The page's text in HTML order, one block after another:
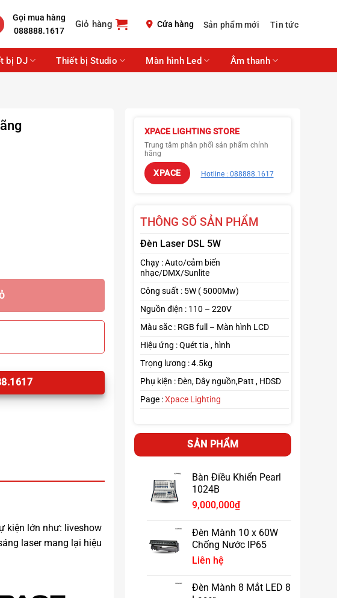
Gọi mua hàng
088888.1617
Giỏ hàng Cửa hàng Sản phẩm mới Tin tức
bị DJ Thiết bị Studio Màn hình Led Âm thanh
kiện lớn như: liveshow
laser mang lại hiệu
XPACE LIGHTING STORE
Trung tâm phân phối sản phẩm chính
hãng
XPACE Hotline : 088888.1617
THÔNG SỐ SẢN PHẨM
Đèn Laser DSL 5W
Chạy : Auto/cảm biến
nhạc/DMX/Sunlite
Công suất : 5W ( 5000Mw)
Nguồn điện : 110 – 220V
Màu sắc : RGB full – Màn hình LCD
Hiệu ứng : Quét tia , hình
Trọng lương : 4.5kg
Phụ kiện : Đèn, Dây nguồn,Patt , HDSD
Page :Xpace Lighting
SẢN PHẨM
Bàn Điều Khiển Pearl
1024B
9,000,000₫
Đèn Mành 10 x 60W
Chống Nước IP65
Liên hệ
Đèn Mành 8 Mắt LED 8